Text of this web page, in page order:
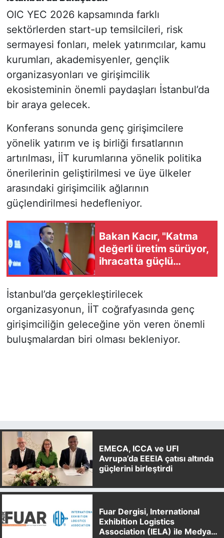
OIC YEC 2026 kapsamında farklı
sektörlerden start-up temsilcileri, risk
sermayesi fonları, melek yatırımcılar, kamu
kurumları, akademisyenler, gençlik
organizasyonları ve girişimcilik
ekosisteminin önemli paydaşları İstanbul’da
bir araya gelecek.
Konferans sonunda genç girişimcilere
yönelik yatırım ve iş birliği fırsatlarının
artırılması, İİT kurumlarına yönelik politika
önerilerinin geliştirilmesi ve üye ülkeler
arasındaki girişimcilik ağlarının
güçlendirilmesi hedefleniyor.
Bakan Kacır, "Katma
değerli üretim sürüyor,
ihracatta güçlü
İstanbul’da gerçekleştirilecek
organizasyonun, İİT coğrafyasında genç
girişimciliğin geleceğine yön veren önemli
buluşmalardan biri olması bekleniyor.
EMECA, ICCA ve UFI
Avrupa’da EEEIA çatısı altında
güçlerini birleştirdi
Fuar Dergisi, International
Exhibition Logistics
Association (IELA) ile Medya